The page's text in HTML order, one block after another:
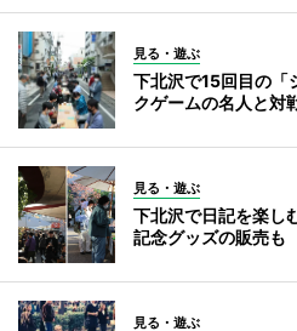
見る・遊ぶ
下北沢で15回目の
クゲームの名人と対
見る・遊ぶ
下北沢で日記を楽
記念グッズの販売も
見る・遊ぶ